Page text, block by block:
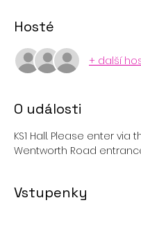
Hosté
+ další
O události
KS1 Hall. Please enter via
Wentworth Road
Vstupenky